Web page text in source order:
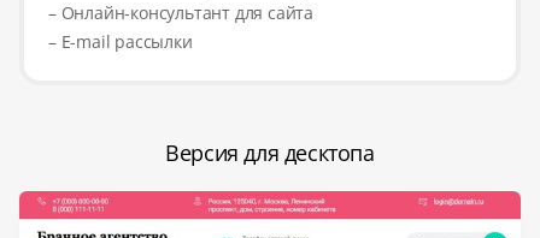
– Онлайн-консультант для сайта
– E-mail рассылки
Версия для десктопа